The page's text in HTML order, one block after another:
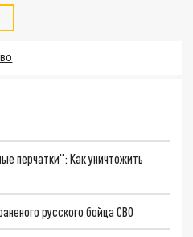
перчатки": Как уничтожить
русского бойца СВО